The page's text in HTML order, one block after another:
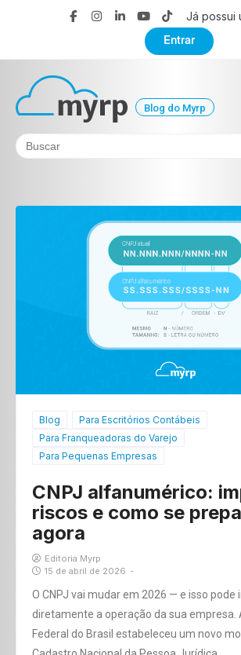
Já possui
Entrar
Blog do Myrp
Search
for:
Blog
Para Escritórios Contábeis
Para Franqueadoras do Varejo
Para Pequenas Empresas
CNPJ alfanumérico:
riscos e como se
agora
Editoria Myrp
15 de abril de 2026 -
O CNPJ vai mudar em 2026 — e isso pode
diretamente a operação da sua empresa.
Federal do Brasil estabeleceu um novo